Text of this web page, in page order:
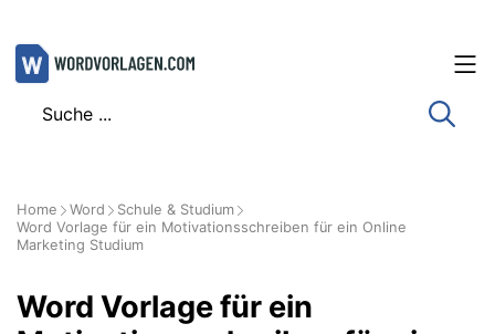
Zum
Inhalt
Home Word
Schule & Studium
Word Vorlage für ein Motivationsschreiben für ein Online
Marketing Studium
Word Vorlage für ein